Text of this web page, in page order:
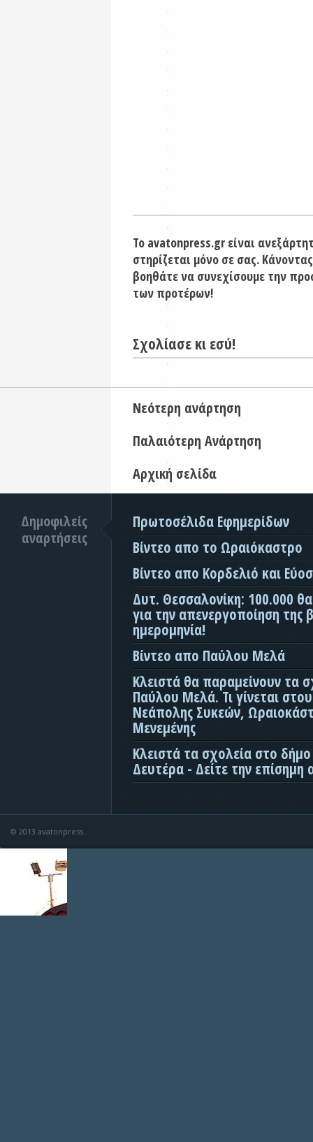
Το avatonpress.gr είναι
στηρίζεται μόνο σε σας.
βοηθάτε να συνεχίσουμε την
των προτέρων!
Σχολίασε κι εσύ!
Νεότερη ανάρτηση
Παλαιότερη Ανάρτηση
Αρχική σελίδα
Δημοφιλείς
αναρτήσεις
Πρωτοσέλιδα Εφημερίδων
Βίντεο απο το Ωραιόκαστρο
Βίντεο απο Κορδελιό και
Δυτ. Θεσσαλονίκη: 100.000
για την απενεργοποίηση της
ημερομηνία!
Βίντεο απο Παύλου Μελά
Κλειστά θα παραμείνουν τα
Παύλου Μελά. Τι γίνεται
Νεάπολης Συκεών,
Μενεμένης
Κλειστά τα σχολεία στο
Δευτέρα - Δείτε την επίσημη
© 2013 avatonpress.